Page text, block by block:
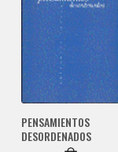
PENSAMIENTOS
DESORDENADOS